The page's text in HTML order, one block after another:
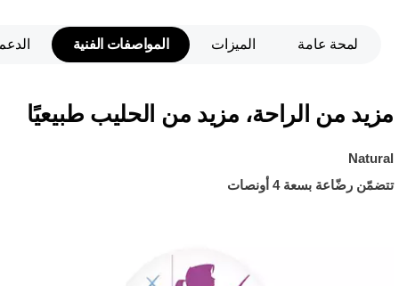
لمحة عامة الميزات المواصفات الفنية
مزيد من الراحة، مزيد من الحليب طبيعيًا
Natural
تتضمّن رضّاعة بسعة 4 أونصات